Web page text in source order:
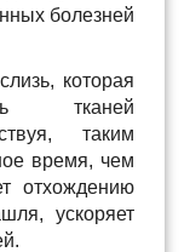
болезней
которая
тканей
таким
время, чем
отхождению
ускоряет